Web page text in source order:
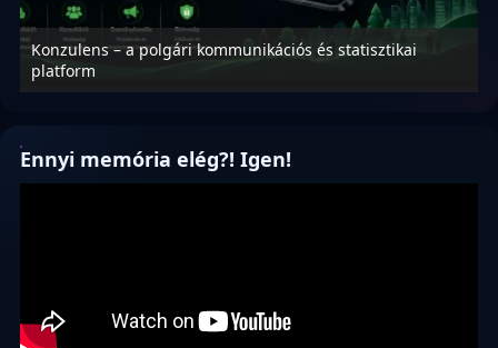
Konzulens – a polgári kommunikációs és statisztikai
platform
Ennyi memória elég?! Igen!